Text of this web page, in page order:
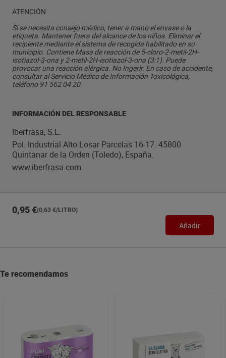
ATENCIÓN
Si se necesita consejo médico, tener a mano el envase o la
etiqueta. Mantener fuera del alcance de los niños. Eliminar el
recipiente mediante el sistema de recogida habilitado en su
municipio. Contiene Masa de reacción de 5-cloro-2-metil-2H-
isotiazol-3-ona y 2-metil-2H-isotiazol-3-ona (3:1). Puede
provocar una reacción alérgica. No Ingerir. En caso de accidente,
consultar al Servicio Médico de Información Toxicológica,
teléfono 91 562 04 20.
INFORMACIÓN DEL RESPONSABLE
Iberfrasa, S.L.
Pol. Industrial Alto Losar Parcelas 16-17. 45800
Quintanar de la Orden (Toledo), España.
www.iberfrasa.com
0,95 €(0,63 €/LITRO)
Añadir
Te recomendamos